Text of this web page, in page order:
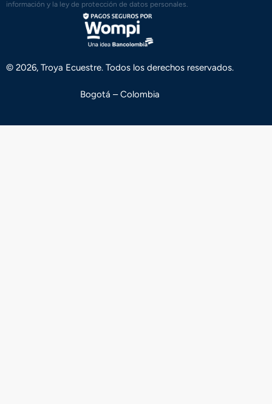
información y la ley de protección de datos personales.
© 2026, Troya Ecuestre. Todos los derechos reservados.
Bogotá – Colombia